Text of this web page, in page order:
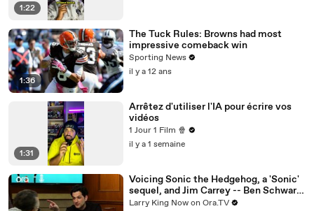
1:22
1:36
The Tuck Rules: Browns had most
impressive comeback win
Sporting News
il y a 12 ans
1:31
Arrêtez d'utiliser l'IA pour écrire vos
vidéos
1 Jour 1 Film 🍿
il y a 1 semaine
Voicing Sonic the Hedgehog, a 'Sonic'
sequel, and Jim Carrey -- Ben Schwartz
answers your social media questions
Larry King Now on Ora.TV